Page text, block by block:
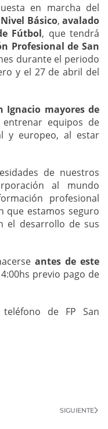
en marcha del
Básico,avalado
Fútbol, que tendrá
Profesional de San
durante el periodo
y el 27 de abril del
Ignacio mayores de
equipos de
y europeo, al estar
de nuestros
al mundo
profesional
que estamos seguro
el desarrollo de sus
antes de este
previo pago de
de FP San
SIGUIENTE